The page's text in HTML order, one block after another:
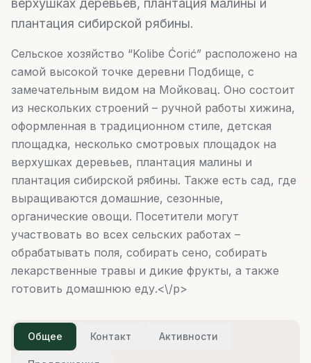
верхушках деревьев, плантация малины и
плантация сибирской рябины.
Сельское хозяйство “Kolibe Ćorić” расположено на
самой высокой точке деревни Подбище, с
замечательным видом на Мойковац. Оно состоит
из нескольких строений – ручной работы хижина,
оформленная в традиционном стиле, детская
площадка, несколько смотровых площадок на
верхушках деревьев, плантация малины и
плантация сибирской рябины. Также есть сад, где
выращиваются домашние, сезонные,
органические овощи. Посетители могут
участвовать во всех сельских работах –
обрабатывать поля, собирать сено, собирать
лекарственные травы и дикие фрукты, а также
готовить домашнюю еду.<\/p>
Общее Контакт Активности